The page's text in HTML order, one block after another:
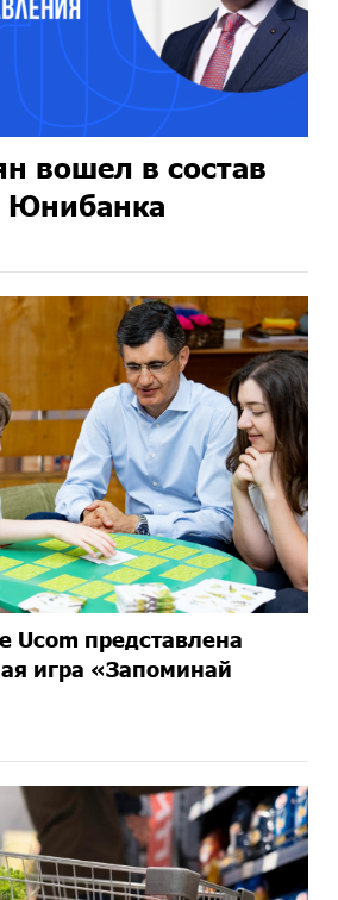
вошел в состав
Юнибанка
Ucom представлена
игра «Запоминай